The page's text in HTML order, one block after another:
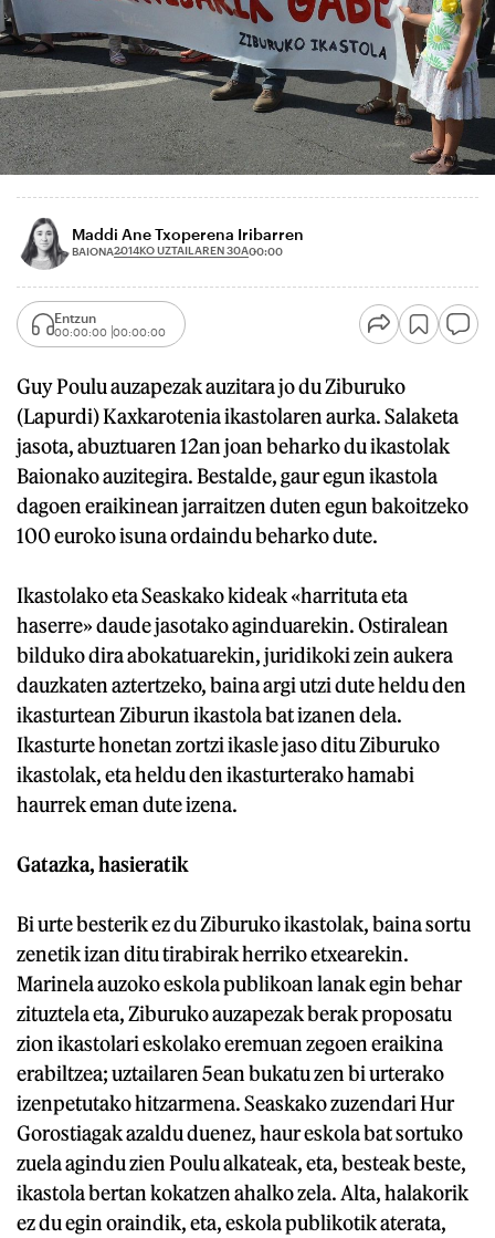
Maddi Ane Txoperena Iribarren
BAIONA2014KO UZTAILAREN 30A00:00
Entzun
00:00:00 00:00:00
Guy Poulu auzapezak auzitara jo du Ziburuko
(Lapurdi) Kaxkarotenia ikastolaren aurka. Salaketa
jasota, abuztuaren 12an joan beharko du ikastolak
Baionako auzitegira. Bestalde, gaur egun ikastola
dagoen eraikinean jarraitzen duten egun bakoitzeko
100 euroko isuna ordaindu beharko dute.
Ikastolako eta Seaskako kideak «harrituta eta
haserre» daude jasotako aginduarekin. Ostiralean
bilduko dira abokatuarekin, juridikoki zein aukera
dauzkaten aztertzeko, baina argi utzi dute heldu den
ikasturtean Ziburun ikastola bat izanen dela.
Ikasturte honetan zortzi ikasle jaso ditu Ziburuko
ikastolak, eta heldu den ikasturterako hamabi
haurrek eman dute izena.
Gatazka, hasieratik
Bi urte besterik ez du Ziburuko ikastolak, baina sortu
zenetik izan ditu tirabirak herriko etxearekin.
Marinela auzoko eskola publikoan lanak egin behar
zituztela eta, Ziburuko auzapezak berak proposatu
zion ikastolari eskolako eremuan zegoen eraikina
erabiltzea; uztailaren 5ean bukatu zen bi urterako
izenpetutako hitzarmena. Seaskako zuzendari Hur
Gorostiagak azaldu duenez, haur eskola bat sortuko
zuela agindu zien Poulu alkateak, eta, besteak beste,
ikastola bertan kokatzen ahalko zela. Alta, halakorik
ez du egin oraindik, eta, eskola publikotik aterata,